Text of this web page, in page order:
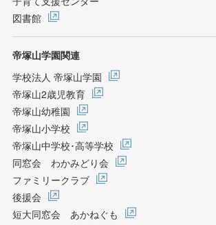
図書館
帝塚山学園関連
学校法人 帝塚山学園
帝塚山2歳児教育
帝塚山幼稚園
帝塚山小学校
帝塚山中学校･高等学校
同窓会 わかみどり会
ファミリークラブ
後援会
短大同窓会 あかねぐも